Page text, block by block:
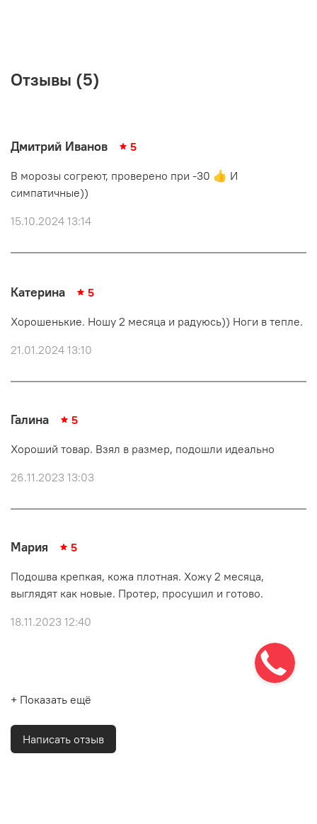
Отзывы (5)
Дмитрий Иванов 5
В морозы согреют, проверено при -30 👍 И
симпатичные))
15.10.2024 13:14
Катерина 5
Хорошенькие. Ношу 2 месяца и радуюсь)) Ноги в тепле.
21.01.2024 13:10
Галина 5
Хороший товар. Взял в размер, подошли идеально
26.11.2023 13:03
Мария 5
Подошва крепкая, кожа плотная. Хожу 2 месяца,
выглядят как новые. Протер, просушил и готово.
18.11.2023 12:40
+ Показать ещё
Написать отзыв